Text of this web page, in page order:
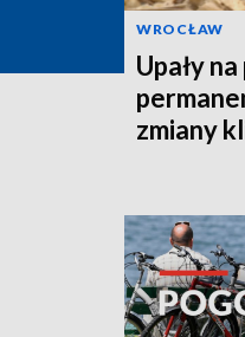
WROCŁAW
Upały
zmiany